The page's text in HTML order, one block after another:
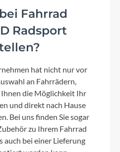
10 speed - 12-28T
Riser alloy
Fahrrad
Radsport
hat nicht nur vor
an Fahrrädern,
die Möglichkeit Ihr
und direkt nach Hause
Bei uns finden Sie sogar
zu Ihrem Fahrrad
auch bei einer Lieferung